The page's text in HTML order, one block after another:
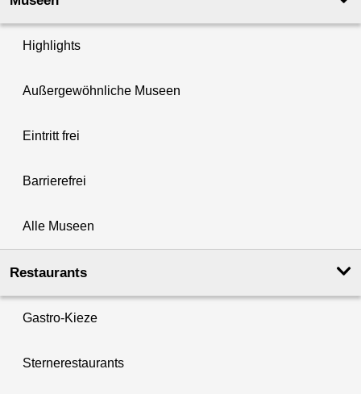
Highlights
Außergewöhnliche Museen
Eintritt frei
Barrierefrei
Alle Museen
Restaurants
Gastro-Kieze
Sternerestaurants